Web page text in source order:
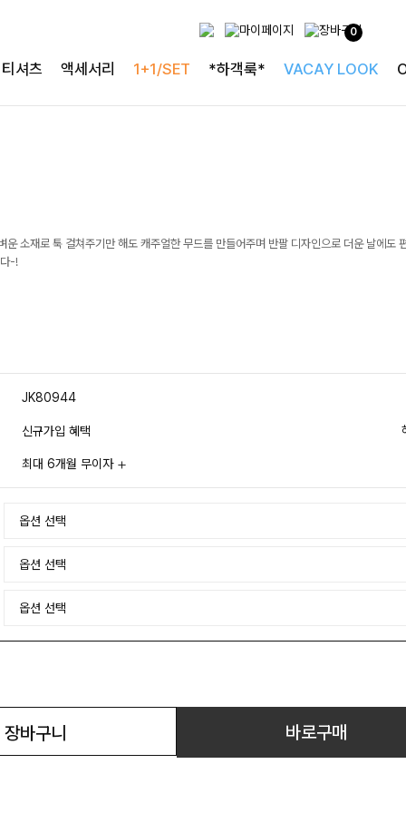
0
티셔츠 액세서리 1+1/SET *하객룩* VACAY LOOK
소재로 툭 걸쳐주기만 해도 캐주얼한 무드를 만들어주며 반팔 디자인으로 더운 날에도
-!
JK80944
신규가입 혜택
최대 6개월 무이자
장바구니 바로구매